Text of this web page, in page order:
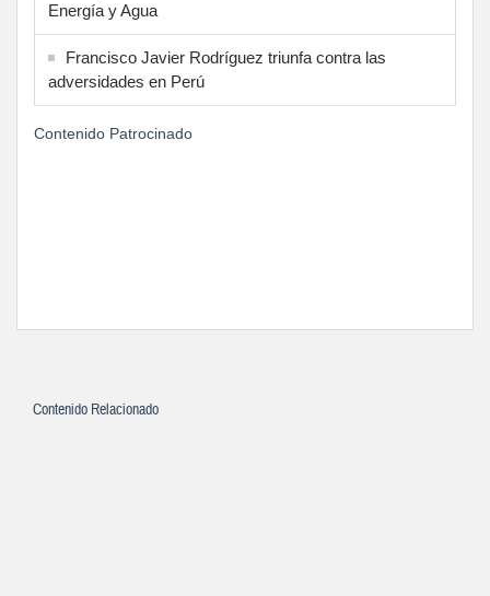
Energía y Agua
Francisco Javier Rodríguez triunfa contra las
adversidades en Perú
Contenido Patrocinado
Contenido Relacionado